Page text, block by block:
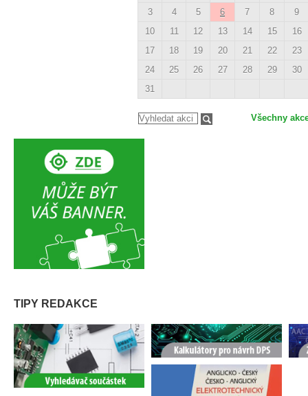
3
4 5 6 7 8
9
10
11 12 13 14 15
16
17
18 19 20 21 22
23
24
25 26 27 28 29
30
31
Všechny
TIPY REDAKCE